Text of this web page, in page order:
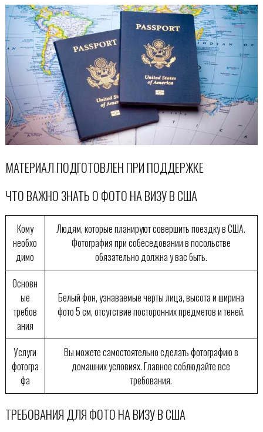
МАТЕРИАЛ ПОДГОТОВЛЕН ПРИ ПОДДЕРЖКЕ
ЧТО ВАЖНО ЗНАТЬ О ФОТО НА ВИЗУ В США
Кому
необхо
димо
Людям, которые планируют совершить поездку в США.
Фотография при собеседовании в посольстве
обязательно должна у вас быть.
Основн
ые
требов
ания
Белый фон, узнаваемые черты лица, высота и ширина
фото 5 см, отсутствие посторонних предметов и теней.
Услуги
фотогра
фа
Вы можете самостоятельно сделать фотографию в
домашних условиях. Главное соблюдайте все
требования.
ТРЕБОВАНИЯ ДЛЯ ФОТО НА ВИЗУ В США